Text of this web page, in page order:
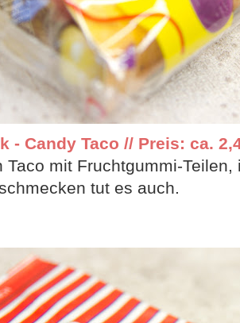
- Candy Taco // Preis: ca.
Taco mit Fruchtgummi-
tut es auch.